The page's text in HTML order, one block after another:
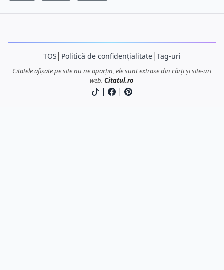
TOS Politică de confidențialitate│ Tag-uri
Citatele afișate pe site nu ne aparțin, ele sunt extrase din cărți și site-uri
web. Citatul.ro
| |